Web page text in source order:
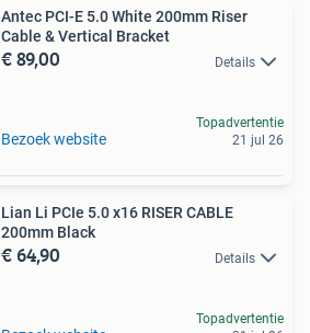
Antec PCI-E 5.0 White 200mm Riser
Cable & Vertical Bracket
€ 89,00 Details
Bezoek website
Topadvertentie
21 jul 26
Lian Li PCIe 5.0 x16 RISER CABLE
200mm Black
€ 64,90 Details
Topadvertentie